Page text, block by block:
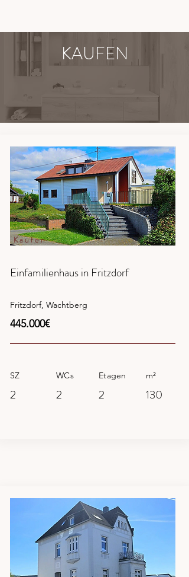
KAUFEN
Kaufen
Einfamilienhaus in Fritzdorf
Fritzdorf, Wachtberg
445.000€
SZ WCs Etagen m²
2 2 2 130